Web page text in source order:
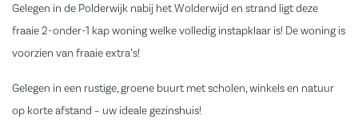
Gelegen in de Polderwijk nabij het Wolderwijd en strand ligt deze
fraaie 2-onder-1 kap woning welke volledig instapklaar is! De woning is
voorzien van fraaie extra’s!
Gelegen in een rustige, groene buurt met scholen, winkels en natuur
op korte afstand – uw ideale gezinshuis!